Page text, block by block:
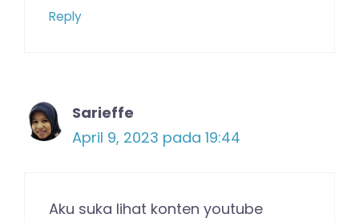
Reply
Sarieffe
April 9, 2023 pada 19:44
Aku suka lihat konten youtube